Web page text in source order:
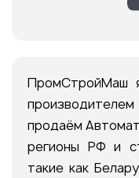
ПромСтройМаш
продаём
регионы РФ и
такие как